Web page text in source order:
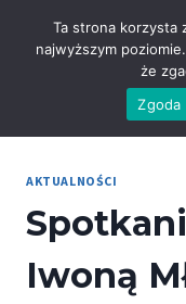
AKTUALNOŚCI
Iwoną
Ta strona korzysta
najwyższym
że
Zgoda